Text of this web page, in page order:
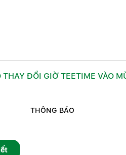
THAY ĐỔI GIỜ TEETIME VÀO
THÔNG BÁO